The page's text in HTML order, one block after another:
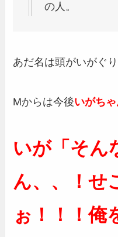
の人。
あだ名は頭がいがぐ
Mからは今後いがち
いが「そん
ん、、！せ
ぉ！！！俺